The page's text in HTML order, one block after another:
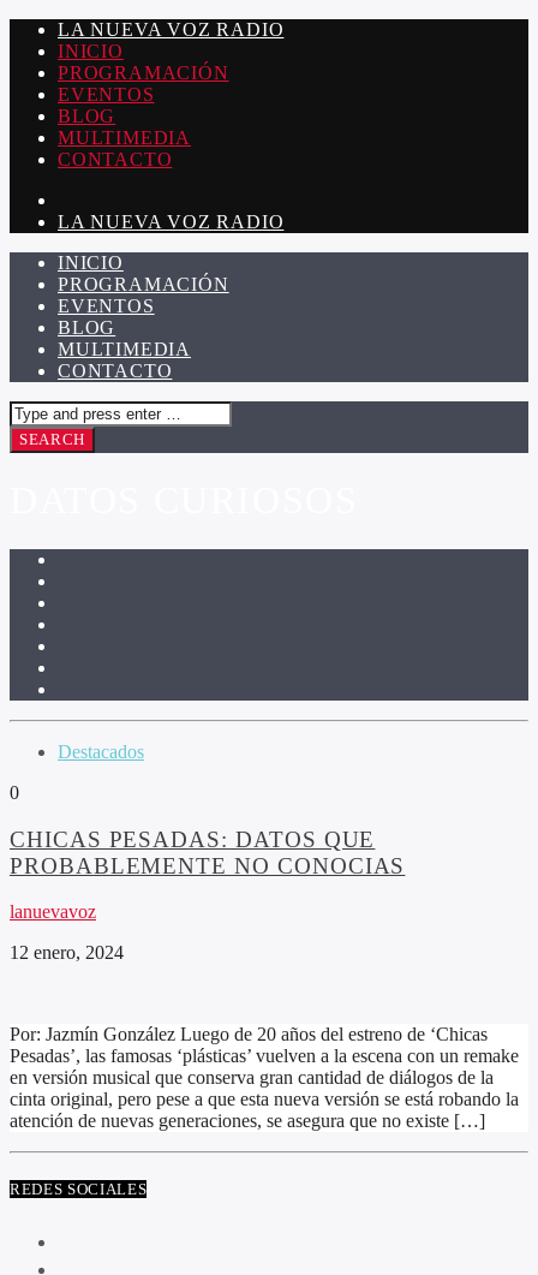
LA NUEVA VOZ RADIO
INICIO
PROGRAMACIÓN
EVENTOS
BLOG
MULTIMEDIA
CONTACTO
LA NUEVA VOZ RADIO
INICIO
PROGRAMACIÓN
EVENTOS
BLOG
MULTIMEDIA
CONTACTO
Destacados
0
CHICAS PESADAS: DATOS QUE
PROBABLEMENTE NO CONOCIAS
lanuevavoz
12 enero, 2024
Por: Jazmín González Luego de 20 años del estreno de ‘Chicas
Pesadas’, las famosas ‘plásticas’ vuelven a la escena con un remake
en versión musical que conserva gran cantidad de diálogos de la
cinta original, pero pese a que esta nueva versión se está robando la
atención de nuevas generaciones, se asegura que no existe […]
REDES SOCIALES